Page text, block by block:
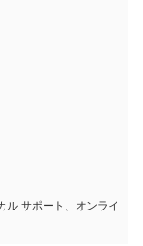
ル サポート、オンライ